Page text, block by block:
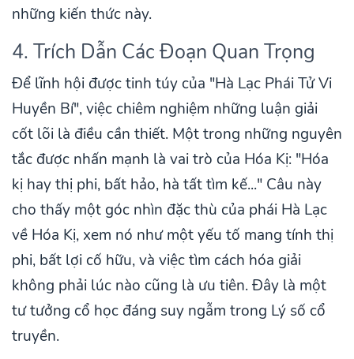
những kiến thức này.
4. Trích Dẫn Các Đoạn Quan Trọng
Để lĩnh hội được tinh túy của "Hà Lạc Phái Tử Vi
Huyền Bí", việc chiêm nghiệm những luận giải
cốt lõi là điều cần thiết. Một trong những nguyên
tắc được nhấn mạnh là vai trò của Hóa Kị: "Hóa
kị hay thị phi, bất hảo, hà tất tìm kế..." Câu này
cho thấy một góc nhìn đặc thù của phái Hà Lạc
về Hóa Kị, xem nó như một yếu tố mang tính thị
phi, bất lợi cố hữu, và việc tìm cách hóa giải
không phải lúc nào cũng là ưu tiên. Đây là một
tư tưởng cổ học đáng suy ngẫm trong Lý số cổ
truyền.